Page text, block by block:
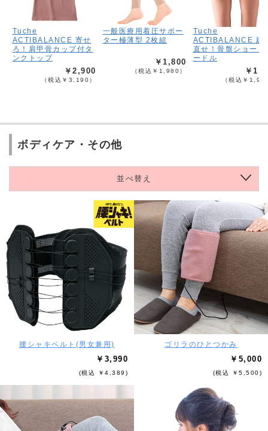
Tuche
ACTIBALANCE 寄せ
ろ！肩甲骨カップ付タ
ンクトップ
￥2,900
（税込￥3,190）
一般医療用着圧サポー
ター極薄型 2枚組
￥1,800
（税込￥1,980）
Tuche
ACTIBALANCE 建
直せ！骨盤ショート
ードル
￥
（税込￥
ボディケア・その他
並べ替え
腰シャキベルト(男女兼用)
￥3,990
(税込 ￥4,389)
ゴリラのひとつかみ
￥5,000
(税込 ￥5,500)